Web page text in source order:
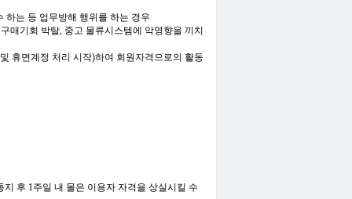
하는 등 업무방해 행위를 하는 경우
매기회 박탈, 중고 물류시스템에 악영향을 끼치
휴면계정 처리 시작)하여 회원자격으로의 활동
후 1주일 내 몰은 이용자 자격을 상실시킬 수